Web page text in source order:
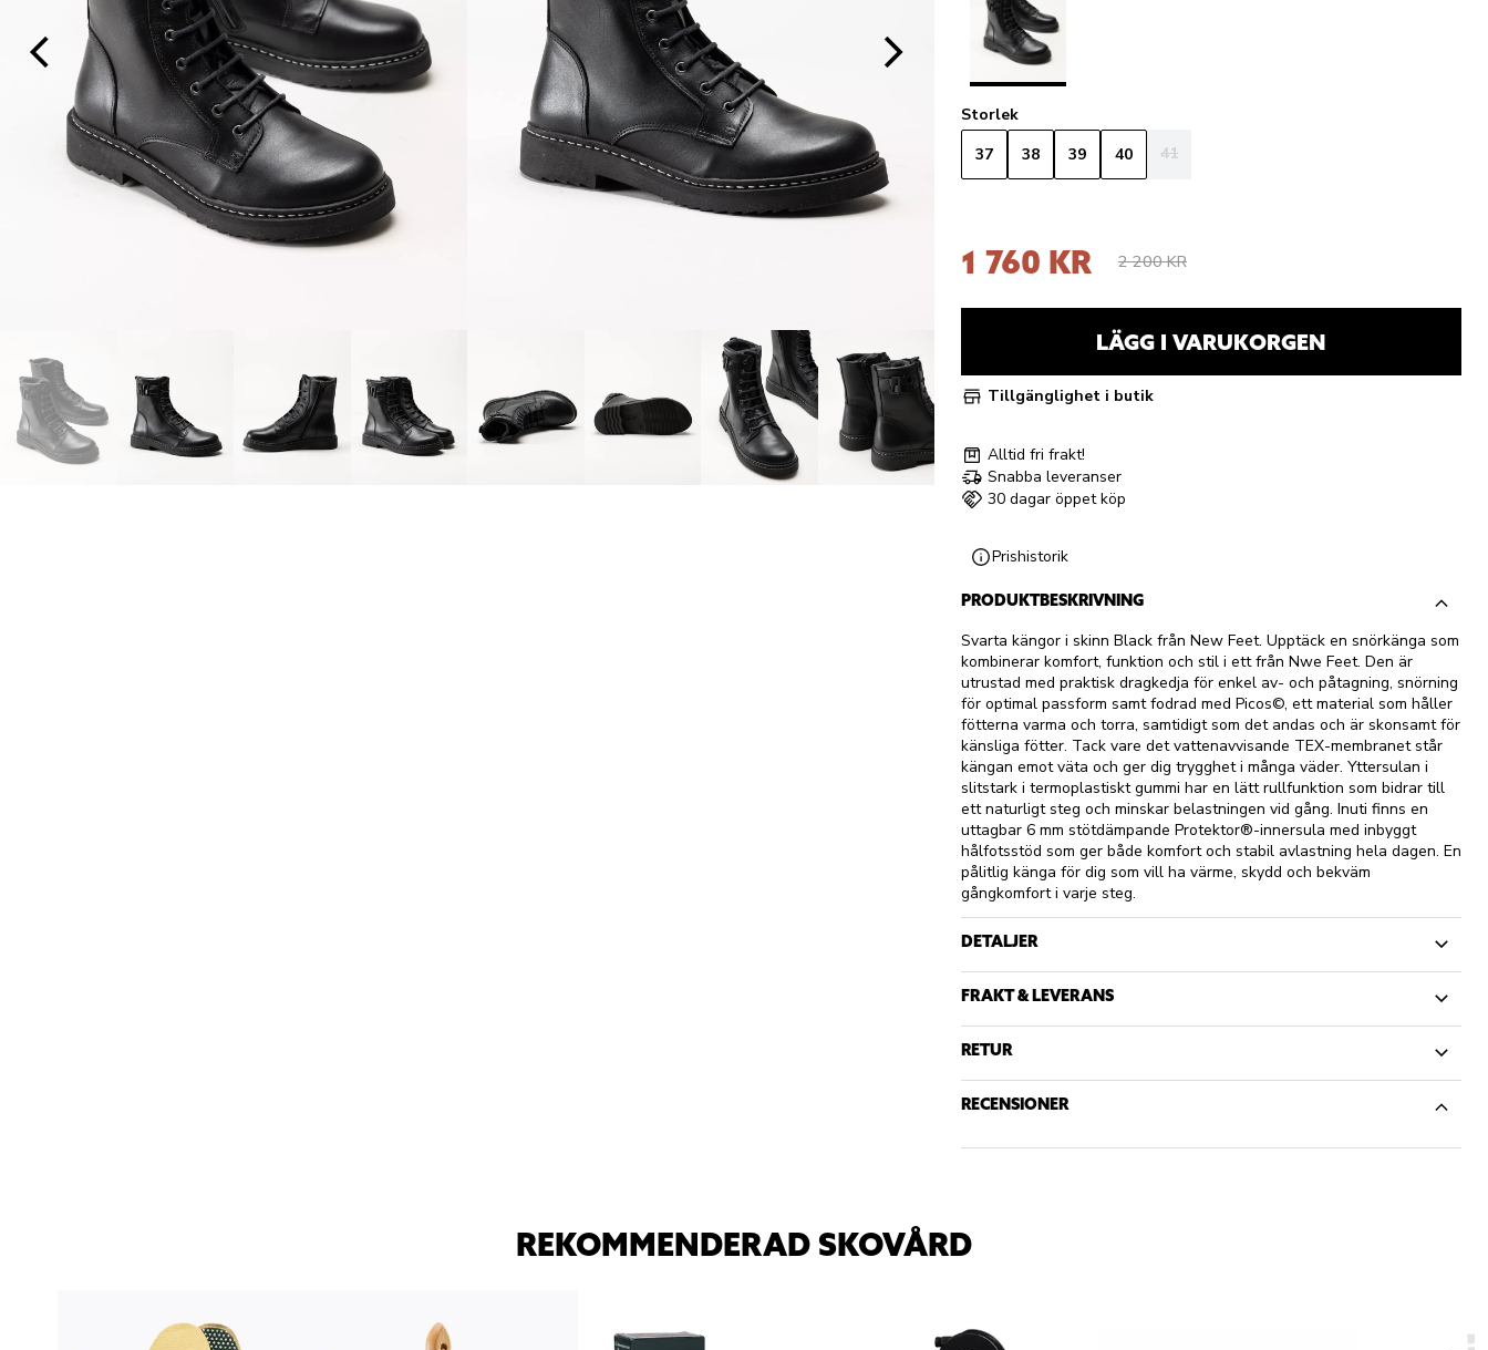
Storlek
37
38 39 40 41
1 760 KR 2 200 KR
LÄGG I VARUKORGEN
Tillgänglighet i butik
Alltid fri frakt!
Snabba leveranser
30 dagar öppet köp
Prishistorik
PRODUKTBESKRIVNING
Svarta kängor i skinn Black från New Feet. Upptäck en snörkänga som
kombinerar komfort, funktion och stil i ett från Nwe Feet. Den är
utrustad med praktisk dragkedja för enkel av- och påtagning, snörning
för optimal passform samt fodrad med Picos©, ett material som håller
fötterna varma och torra, samtidigt som det andas och är skonsamt för
känsliga fötter. Tack vare det vattenavvisande TEX-membranet står
kängan emot väta och ger dig trygghet i många väder. Yttersulan i
slitstark i termoplastiskt gummi har en lätt rullfunktion som bidrar till
ett naturligt steg och minskar belastningen vid gång. Inuti finns en
uttagbar 6 mm stötdämpande Protektor®-innersula med inbyggt
hålfotsstöd som ger både komfort och stabil avlastning hela dagen. En
pålitlig känga för dig som vill ha värme, skydd och bekväm
gångkomfort i varje steg.
DETALJER
FRAKT & LEVERANS
RETUR
RECENSIONER
REKOMMENDERAD SKOVÅRD